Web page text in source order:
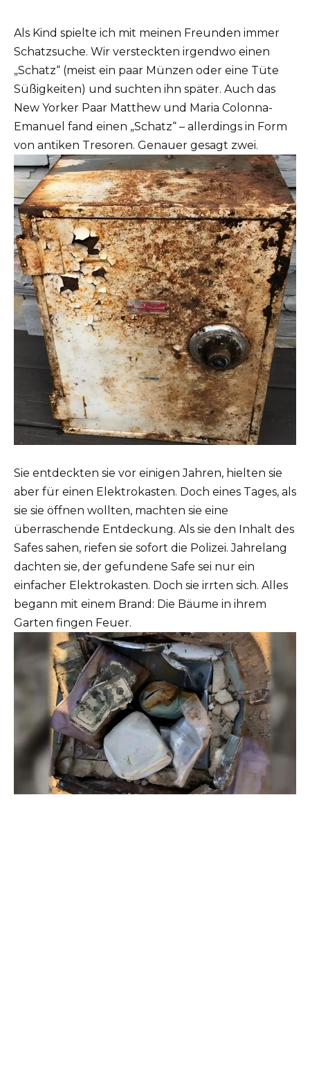
Als Kind spielte ich mit meinen Freunden immer
Schatzsuche. Wir versteckten irgendwo einen
„Schatz“ (meist ein paar Münzen oder eine Tüte
Süßigkeiten) und suchten ihn später. Auch das
New Yorker Paar Matthew und Maria Colonna-
Emanuel fand einen „Schatz“ – allerdings in Form
von antiken Tresoren. Genauer gesagt zwei.
Sie entdeckten sie vor einigen Jahren, hielten sie
aber für einen Elektrokasten. Doch eines Tages, als
sie sie öffnen wollten, machten sie eine
überraschende Entdeckung. Als sie den Inhalt des
Safes sahen, riefen sie sofort die Polizei. Jahrelang
dachten sie, der gefundene Safe sei nur ein
einfacher Elektrokasten. Doch sie irrten sich. Alles
begann mit einem Brand: Die Bäume in ihrem
Garten fingen Feuer.